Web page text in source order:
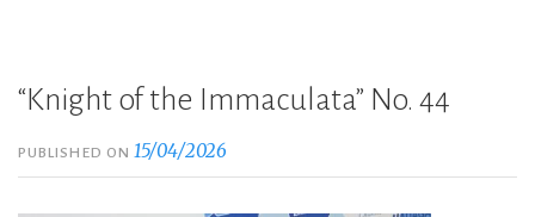
“Knight of the Immaculata” No. 44
PUBLISHED ON15/04/2026